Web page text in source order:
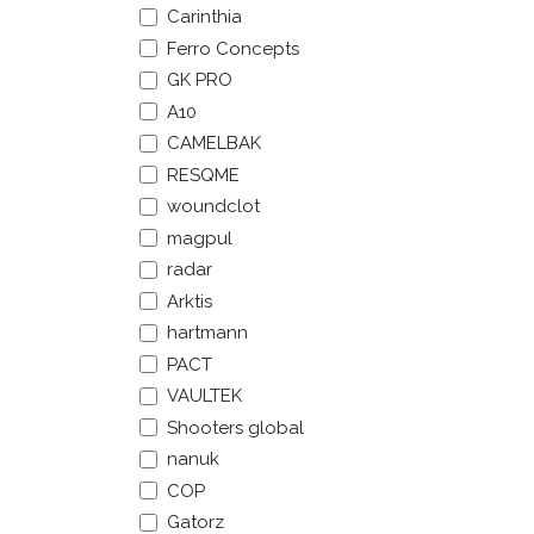
Carinthia
Ferro Concepts
GK PRO
A10
CAMELBAK
RESQME
woundclot
magpul
radar
Arktis
hartmann
PACT
VAULTEK
Shooters global
nanuk
COP
Gatorz